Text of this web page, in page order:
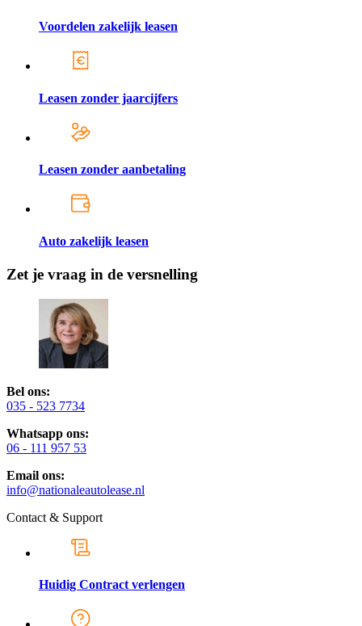
Voordelen zakelijk leasen
Leasen zonder jaarcijfers
Leasen zonder aanbetaling
Auto zakelijk leasen
Zet je vraag in de versnelling
Bel ons:
035 - 523 7734
Whatsapp ons:
06 - 111 957 53
Email ons:
info@nationaleautolease.nl
Contact & Support
Huidig Contract verlengen